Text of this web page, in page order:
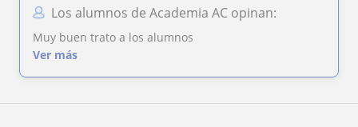
Los alumnos de Academia AC opinan:
Muy buen trato a los alumnos
Ver más